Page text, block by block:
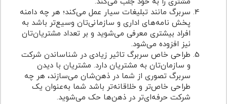
سربرگ مانند تبلیغات سیار عمل می‌کند؛ هر چه دامنه
پخش نامه‌های اداری و سازمانی‌تان وسیع‌تر باشد به
افراد بیشتری معرفی می‌شوید و بر تعداد مشتریان‌تان
نیز افزوده می‌شود.
طراحی خاص سربرگ تاثیر زیادی در شناساندن شرکت
و سازمان‌تان به مشتریان دارد. مشتریان با دیدن
سربرگ تصوری از شما در ذهن‌شان می‌سازند، هر چه
طراحی خاص‌تر و خلاقانه‌تر باشد شما به‌عنوان یک
شرکت حرفه‌ای‌تر در ذهن‌ها حک می‌شوید.